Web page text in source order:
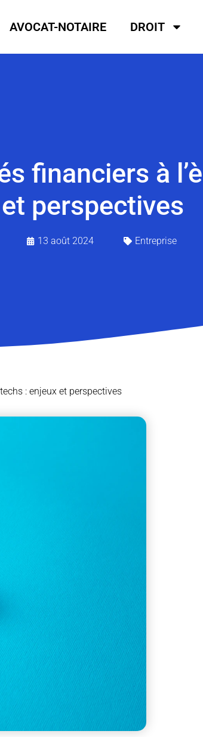
AVOCAT-NOTAIRE DROIT
financiers à
perspectives
13 août 2024 Entreprise
: enjeux et perspectives